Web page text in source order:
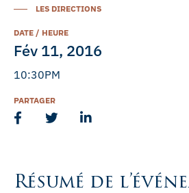
Résumé de
LES DIRECTIONS
DATE / HEURE
Fév 11, 2016
10:30PM
PARTAGER